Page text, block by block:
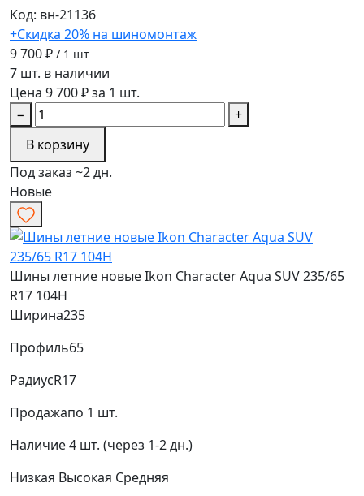
Код: вн-21136
+Скидка 20% на шиномонтаж
9 700 ₽ / 1 шт
7 шт. в наличии
Цена 9 700 ₽ за 1 шт.
−
+
В корзину
Под заказ ~2 дн.
Новые
Шины летние новые Ikon Character Aqua SUV 235/65
R17 104H
Ширина235
Профиль65
РадиусR17
Продажапо 1 шт.
Наличие4 шт. (через 1-2 дн.)
Низкая Высокая Средняя